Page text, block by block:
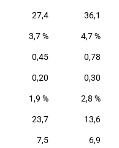
27,4 36,1
3,7 % 4,7 %
0,45 0,78
0,20 0,30
1,9 % 2,8 %
23,7 13,6
7,5 6,9